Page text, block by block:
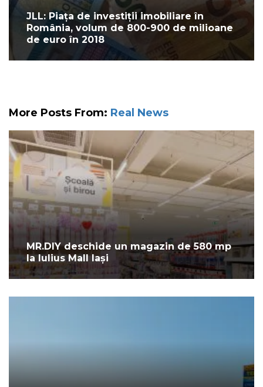
JLL: Piața de investiții imobiliare în
România, volum de 800-900 de milioane
de euro în 2018
More Posts From: Real News
MR.DIY deschide un magazin de 580 mp
la Iulius Mall Iași